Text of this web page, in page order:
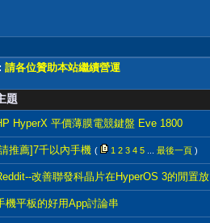
請各位贊助本站繼續營運
題
HyperX 平價薄膜電競鍵盤 Eve 1800
推薦]7千以內手機 ( 1 2 3 4 5 最後一頁 )
改善聯發科晶片在HyperOS 3的閒置
機平板的好用App討論串